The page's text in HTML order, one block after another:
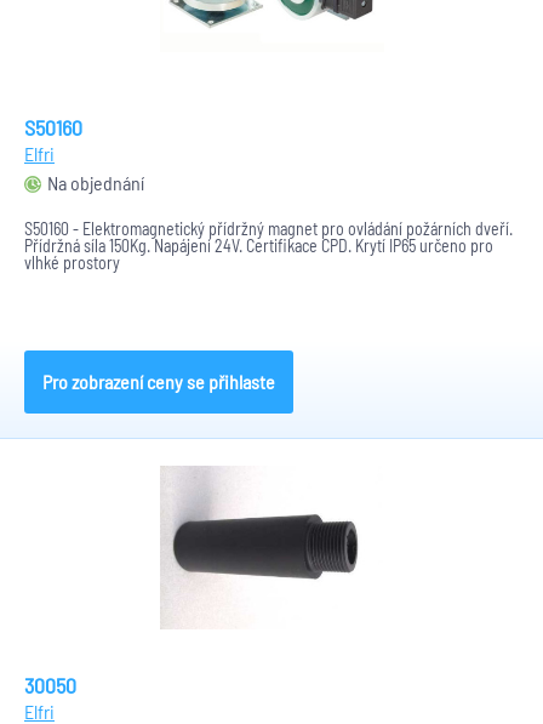
S50160
Elfri
Na objednání
S50160 - Elektromagnetický přídržný magnet pro ovládání požárních dveří.
Přídržná síla 150Kg. Napájení 24V. Certifikace CPD. Krytí IP65 určeno pro
vlhké prostory
Pro zobrazení ceny se přihlaste
30050
Elfri